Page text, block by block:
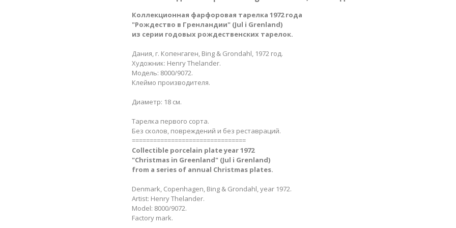
Коллекционная фарфоровая тарелка 1972 года
"Рождество в Гренландии​" (Jul i Grenland)
из серии годовых рождественских тарелок.
Дания, г. Копенгаген, Bing & Grondahl, 1972 год.
Художник: Henry Thelander.
Модель: 8000/9072.
Клеймо производителя.
Диаметр: 18 см.
Тарелка первого сорта.
Без сколов, повреждений и без реставраций.
================================
Collectible porcelain plate year 1972
"Christmas in Greenland​" (Jul i Grenland​)
from a series of annual Christmas plates.
Denmark, Copenhagen, Bing & Grondahl, year 1972.
Artist: Henry Thelander.
Model: 8000/9072.
Factory mark.